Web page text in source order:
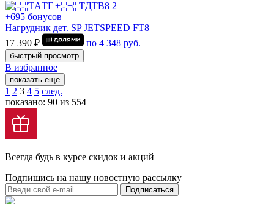
+695 бонусов
Нагрудник дет. SP JETSPEED FT8
17 390 ₽
по 4 348 руб.
быстрый просмотр
В избранное
показать еще
1 2 3 4 5 след.
показано: 90 из 554
Всегда будь в курсе скидок и акций
Подпишись на нашу новостную рассылку
Подписаться